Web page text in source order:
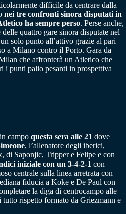
difficile da centrare dalla
nei tre confronti sinora disputati in
ha sempre perso. Perse anche,
quattro gare sinora disputate nel
solo punto all’attivo grazie al pari
a Milano contro il Porto. Gara da
che affronterà un Atletico che
i punti palio pesanti in prospettiva
campo questa sera alle 21 dove
, l’allenatore degli iberici,
di Saponjic, Tripper e Felipe e con
iniziale con un 3-4-2-1 con
centrale sulla linea arretrata con
fiducia a Koke e De Paul con
la diga di centrocampo alle
tutto rispetto formato da Griezmann e